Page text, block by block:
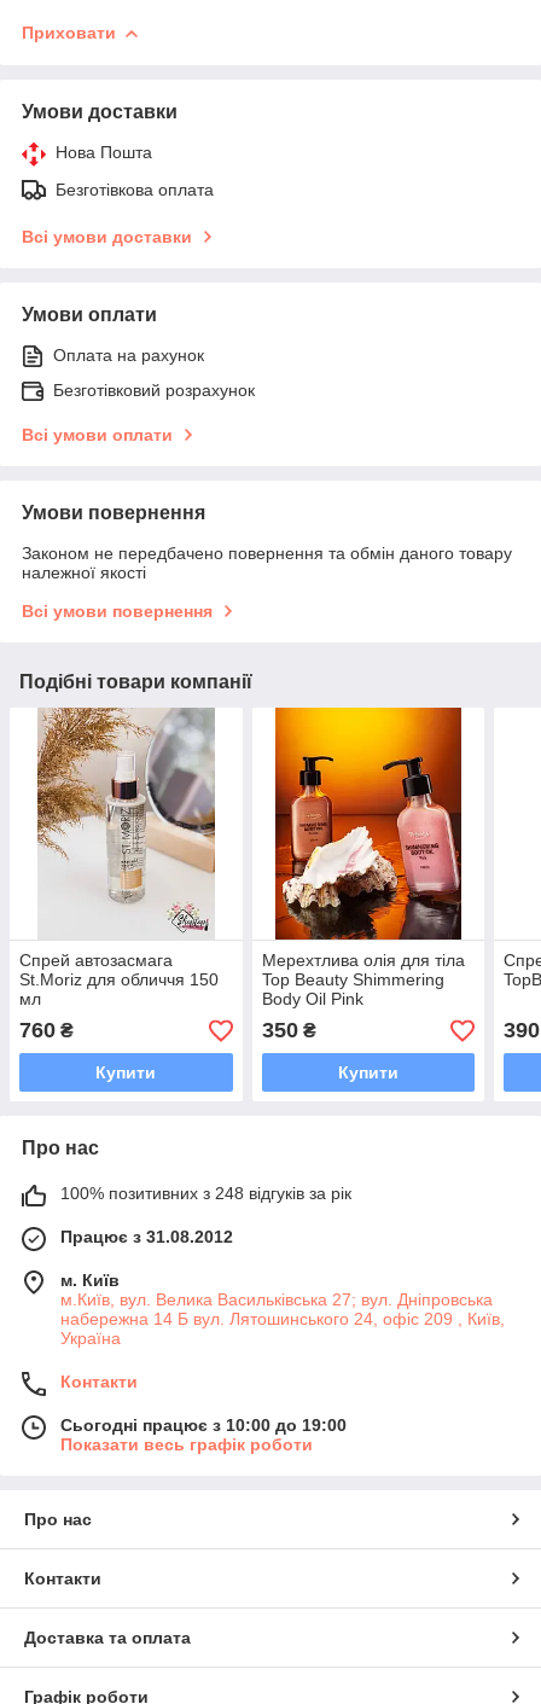
Приховати
Умови доставки
Нова Пошта
Безготівкова оплата
Всі умови доставки
Умови оплати
Оплата на рахунок
Безготівковий розрахунок
Всі умови оплати
Умови повернення
Законом не передбачено повернення та обмін даного товару
належної якості
Всі умови повернення
Подібні товари компанії
Спрей автозасмага
St.Moriz для обличчя 150
мл
760 ₴
Купити
Мерехтлива олія для тіла
Top Beauty Shimmering
Body Oil Pink
350₴
Купити
390
Про нас
100% позитивних з 248 відгуків за рік
Працює з 31.08.2012
м. Київ
м.Київ, вул. Велика Васильківська 27; вул. Дніпровська
набережна 14 Б вул. Лятошинського 24, офіс 209 , Київ,
Україна
Контакти
Сьогодні працює з 10:00 до 19:00
Показати весь графік роботи
Про нас
Контакти
Доставка та оплата
Графік роботи